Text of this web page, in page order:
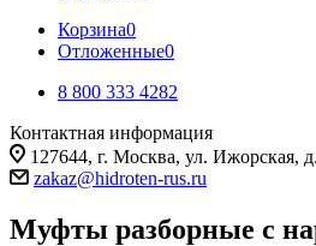
Корзина0
Отложенные0
8 800 333 4282
Контактная информация
127644, г. Москва, ул. Ижорская,
zakaz@hidroten-rus.ru
Муфты разборные с